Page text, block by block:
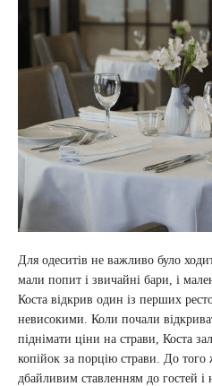
Для одеситів не важливо було
мали попит і звичайні бари, і
Коста відкрив один із перших
невисокими. Коли почали
піднімати ціни на страви, Коста
копійок за порцію страви. До
дбайливим ставленням до гостей і